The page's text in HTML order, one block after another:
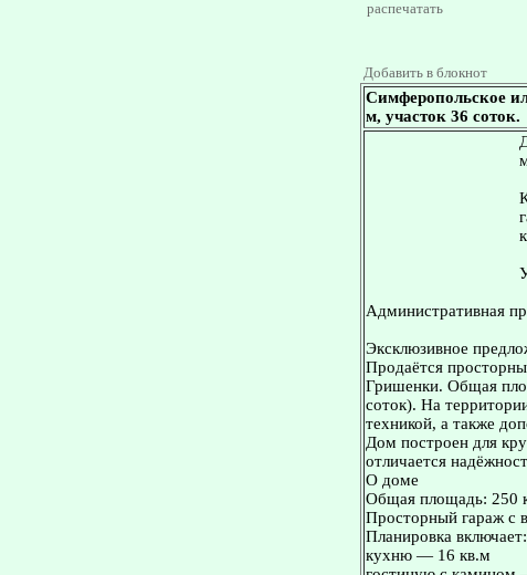
распечатать
Добавить в блокнот
Симферопольское
м, участок 36 соток.
Административная
Эксклюзивное
Продаётся
Гришенки. Общая
соток). На
техникой, а также
Дом построен для
отличается
О доме
Общая площадь: 250
Просторный гараж с
Планировка включает:
кухню — 16 кв.м